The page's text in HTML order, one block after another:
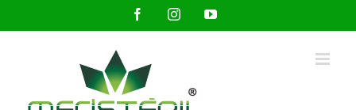
FacebookInstagramYouTube